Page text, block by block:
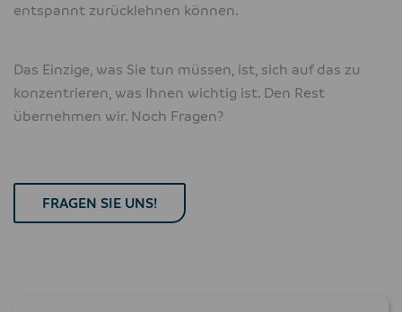
entspannt zurücklehnen können.
Das Einzige, was Sie tun müssen, ist, sich auf das zu
konzentrieren, was Ihnen wichtig ist. Den Rest
übernehmen wir. Noch Fragen?
FRAGEN SIE UNS!